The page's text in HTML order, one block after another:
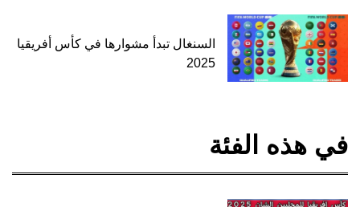
السنغال تبدأ مشوارها في كأس أفريقيا
2025
في هذه الفئة